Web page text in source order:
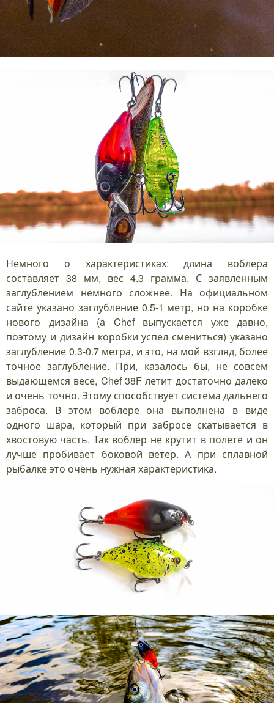
Немного о характеристиках: длина воблера
составляет 38 мм, вес 4.3 грамма. С заявленным
заглублением немного сложнее. На официальном
сайте указано заглубление 0.5-1 метр, но на коробке
нового дизайна (а Chef выпускается уже давно,
поэтому и дизайн коробки успел смениться) указано
заглубление 0.3-0.7 метра, и это, на мой взгляд, более
точное заглубление. При, казалось бы, не совсем
выдающемся весе, Chef 38F летит достаточно далеко
и очень точно. Этому способствует система дальнего
заброса. В этом воблере она выполнена в виде
одного шара, который при забросе скатывается в
хвостовую часть. Так воблер не крутит в полете и он
лучше пробивает боковой ветер. А при сплавной
рыбалке это очень нужная характеристика.